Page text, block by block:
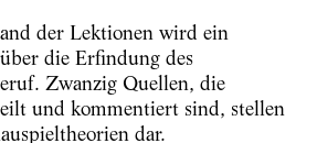
der Lektionen wird ein
die Erfindung des
Zwanzig Quellen, die
und kommentiert sind, stellen
dar.